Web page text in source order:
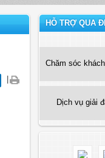
HỖ TRỢ QUA
Chăm sóc
Dịch vụ giải